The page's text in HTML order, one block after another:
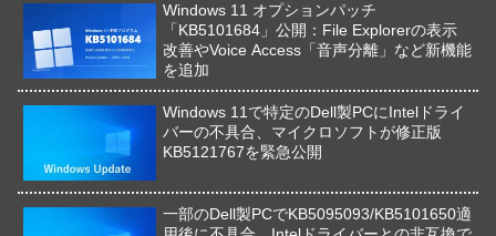
Windows 11 オプションパッチ
「KB5101684」公開：File Explorerの表示
改善やVoice Access「音声分離」など新機能
を追加
Windows 11で特定のDell製PCにIntelドライ
バーの不具合、マイクロソフトが修正版
KB5121767を緊急公開
一部のDell製PCでKB5095093/KB5101650適